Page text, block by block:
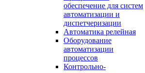
обеспечение для систем
автоматизации и
диспетчеризации
Автоматика релейная
Оборудование
автоматизации
процессов
Контрольно-